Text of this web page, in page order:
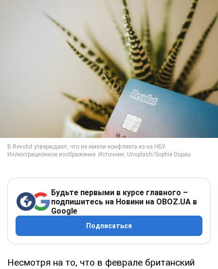
Будьте первыми в курсе главного –
подпишитесь на Новини на OBOZ.UA в
Google
Подписаться
Несмотря на то, что в феврале британский